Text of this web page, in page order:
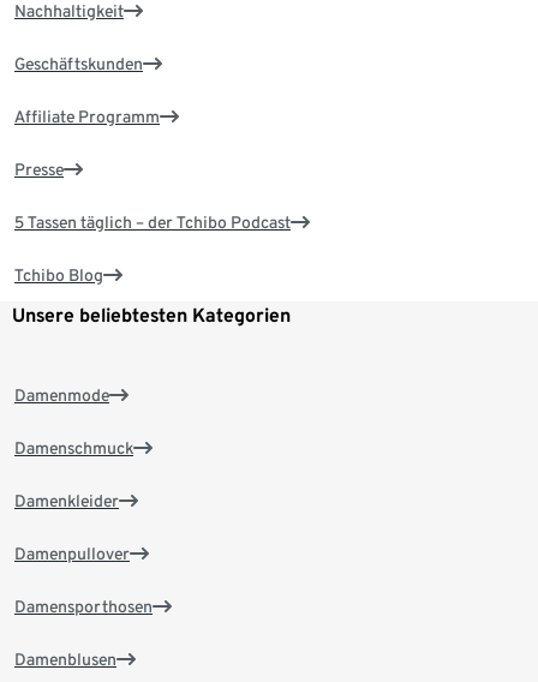
Nachhaltigkeit
Geschäftskunden
Affiliate Programm
Presse
5 Tassen täglich – der Tchibo Podcast
Tchibo Blog
Unsere beliebtesten Kategorien
Damenmode
Damenschmuck
Damenkleider
Damenpullover
Damensporthosen
Damenblusen